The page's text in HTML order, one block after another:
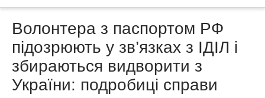
Волонтера з паспортом РФ
підозрюють у зв’язках з ІДІЛ і
збираються видворити з
України: подробиці справи